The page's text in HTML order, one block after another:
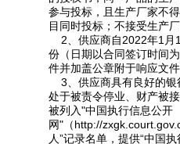
参与投标，且生产厂家不
目同时投标；不接受生产
2、供应商自2022年1月
份（日期以合同签订时间
件并加盖公章附于响应文件
3、供应商具有良好的银
处于被责令停业、财产被
被列入"中国执行信息公开
网"（http://
人”记录名单，提供“中国